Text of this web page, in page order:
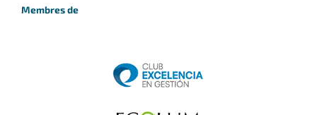
Membres de